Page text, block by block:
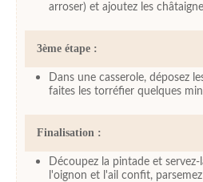
arroser) et ajoutez les
3ème étape :
Dans une casserole, déposez
faites les torréfier quelques
Finalisation :
Découpez la pintade et
l'oignon et l'ail confit,